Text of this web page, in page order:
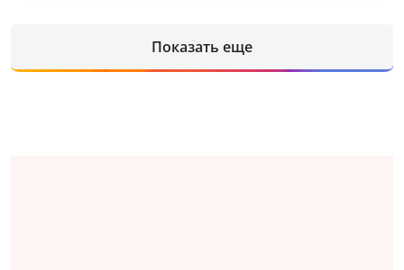
Показать еще